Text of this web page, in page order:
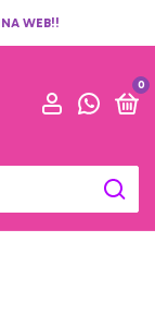
WEB!!
0